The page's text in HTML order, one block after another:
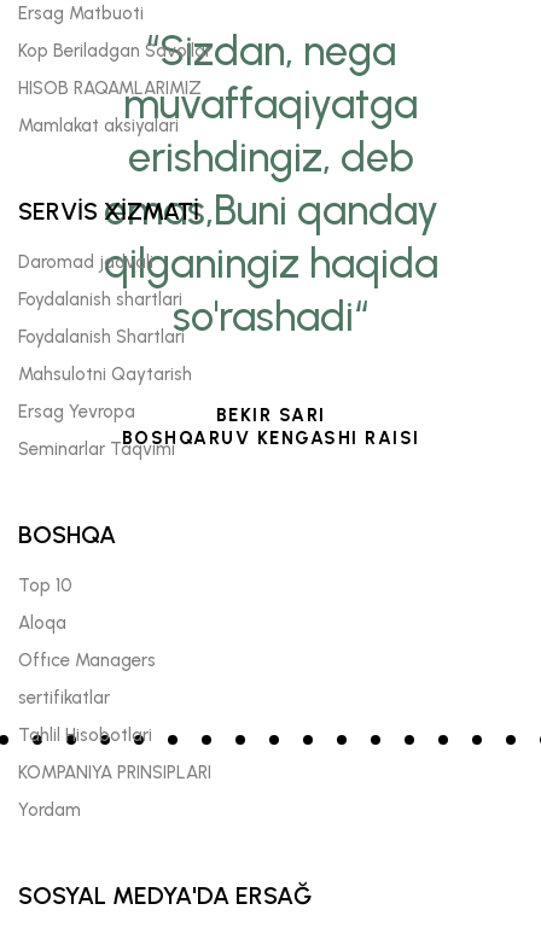
“Sizdan, nega
muvaffaqiyatga
erishdingiz, deb
emas,Buni qanday
qilganingiz haqida
so'rashadi“
BEKIR SARI
BOSHQARUV KENGASHI RAISI
Ersag Matbuoti
Kop Beriladgan Savollar
HISOB RAQAMLARIMIZ
Mamlakat aksiyalari
SERVİS XİZMATİ
Daromad jadvali
Foydalanish shartlari
Foydalanish Shartlari
Mahsulotni Qaytarish
Ersag Yevropa
Seminarlar Taqvimi
BOSHQA
Top 10
Aloqa
Offıce Managers
sertifikatlar
Tahlil Hisobotlari
KOMPANIYA PRINSIPLARI
Yordam
SOSYAL MEDYA'DA ERSAĞ